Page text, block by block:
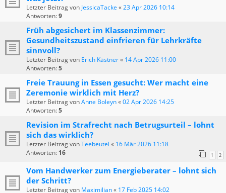
Letzter Beitrag von JessicaTacke «23 Apr 2026 10:14
Antworten:9
Früh abgesichert im Klassenzimmer:
Gesundheitszustand einfrieren für Lehrkräfte
sinnvoll?
Letzter Beitrag von Erich Kästner« 14 Apr 2026 11:00
Antworten:5
Freie Trauung in Essen gesucht: Wer macht eine
Zeremonie wirklich mit Herz?
Letzter Beitrag vonAnne Boleyn«02 Apr 2026 14:25
Antworten:5
Revision im Strafrecht nach Betrugsurteil – lohnt
sich das wirklich?
Letzter Beitrag vonTeebeutel « 16 Mär 2026 11:18
Antworten: 16 1 2
Vom Handwerker zum Energieberater – lohnt sich
der Schritt?
Letzter Beitrag von Maximilian« 17 Feb 2025 14:02